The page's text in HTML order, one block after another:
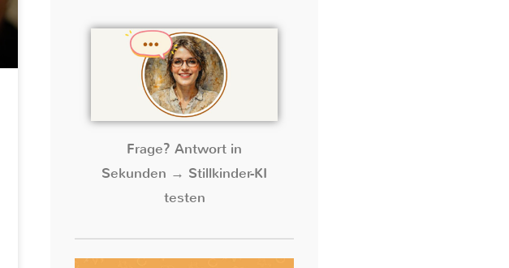
Frage? Antwort in
Sekunden → Stillkinder-KI
testen